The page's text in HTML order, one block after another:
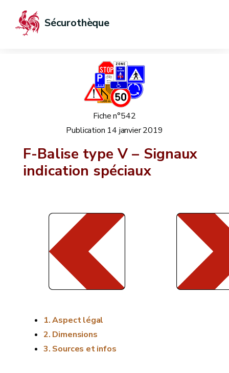
Sécurothèque
Fiche n°542
Publication 14 janvier 2019
F-Balise type V – Signaux
indication spéciaux
Aspect légal
Dimensions
Sources et infos